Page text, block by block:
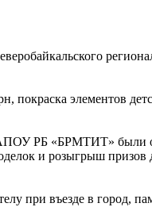
покраска элементов
РБ «БРМТИТ» были
и розыгрыш призов
при въезде в город,